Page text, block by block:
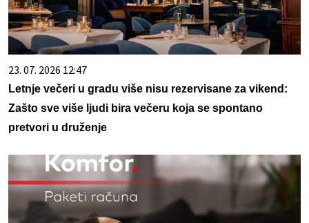
23. 07. 2026 12:47
Letnje večeri u gradu više nisu rezervisane za vikend:
Zašto sve više ljudi bira večeru koja se spontano
pretvori u druženje